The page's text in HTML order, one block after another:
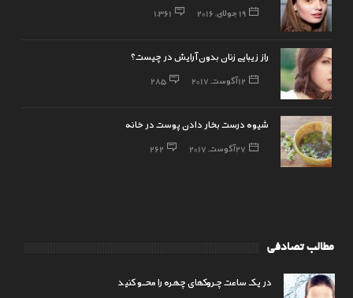
19 جولای, 2016 1,361
راز زیبایی زنان بدون آرایش در چیست؟
12 آگوست, 2017 285
شیوه درست بخار دادن پوست در خانه
27 آگوست, 2017 262
مطالب تصادفی
در یک ساعت چـروکهای چهـره را محــو کنید